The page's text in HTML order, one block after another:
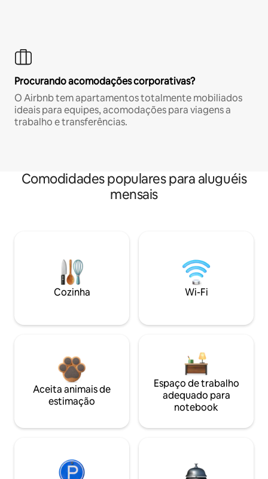
Procurando acomodações corporativas?
O Airbnb tem apartamentos totalmente mobiliados
ideais para equipes, acomodações para viagens a
trabalho e transferências.
Comodidades populares para aluguéis
mensais
Cozinha Wi-Fi
Aceita animais de
estimação
Espaço de trabalho
adequado para
notebook